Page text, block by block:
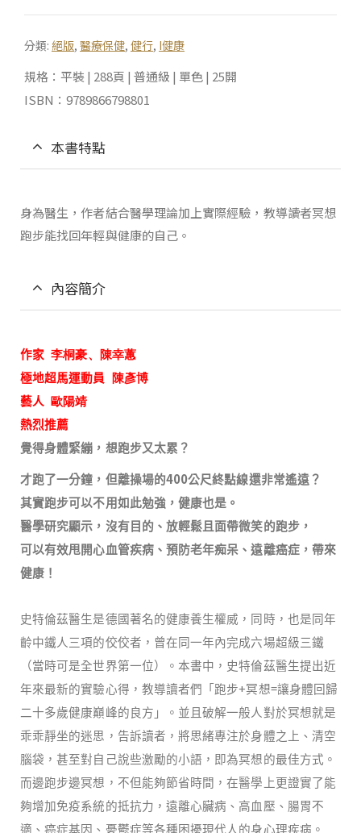
分類: 絕版, 醫療保健, 健行, I健康
規格：平裝 | 288頁 | 普通級 | 單色 | 25開
ISBN：9789866798801
本書特點
身為醫生，作者結合醫學理論加上實際經驗，教導讀者冥想
跑步能找回年輕與健康的自己。
內容簡介
作家 李桐豪、陳幸蕙
極地超馬運動員
陳彥博
藝人
歐陽靖
熱烈推薦
覺得身體緊繃，想跑步又太累？
才跑了一分鐘，但離操場的400公尺終點線還非常遙遠？
其實跑步可以不用如此勉強，健康也是。
醫學研究顯示，沒有目的、放輕鬆且面帶微笑的跑步，
可以有效甩開心血管疾病、預防老年痴呆、遠離癌症，帶來
健康！
史特倫茲醫生是德國著名的健康養生權威，同時，也是同年
齡中鐵人三項的佼佼者，曾在同一年內完成六場超級三鐵
（當時可是全世界第一位）。本書中，史特倫茲醫生提出近
年來最新的實驗心得，教導讀者們「跑步+冥想=讓身體回歸
二十多歲健康巔峰的良方」。並且破解一般人對於冥想就是
乖乖靜坐的迷思，告訴讀者，將思緒專注於身體之上、清空
腦袋，甚至對自己說些激勵的小語，即為冥想的最佳方式 。
而邊跑步邊冥想，不但能夠節省時間，在醫學上更證實了能
夠增加免疫系統的抵抗力，遠離心臟病、高血壓、腸胃不
適、癌症基因、憂鬱症等各種困擾現代人的身心理疾病。